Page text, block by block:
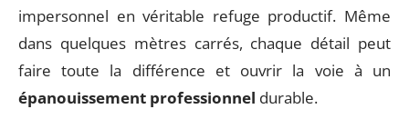
impersonnel en véritable refuge productif. Même
dans quelques mètres carrés, chaque détail peut
faire toute la différence et ouvrir la voie à un
épanouissement professionnel durable.